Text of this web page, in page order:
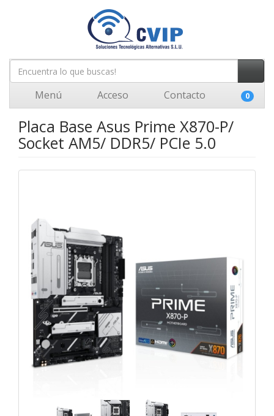
Menú Acceso Contacto 0
Placa Base Asus Prime X870-P/
Socket AM5/ DDR5/ PCIe 5.0